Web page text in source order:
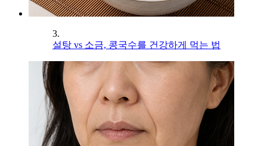
3.
설탕 vs 소금, 콩국수를 건강하게 먹는 법